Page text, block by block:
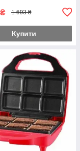
₴ 1 693 ₴
Купити